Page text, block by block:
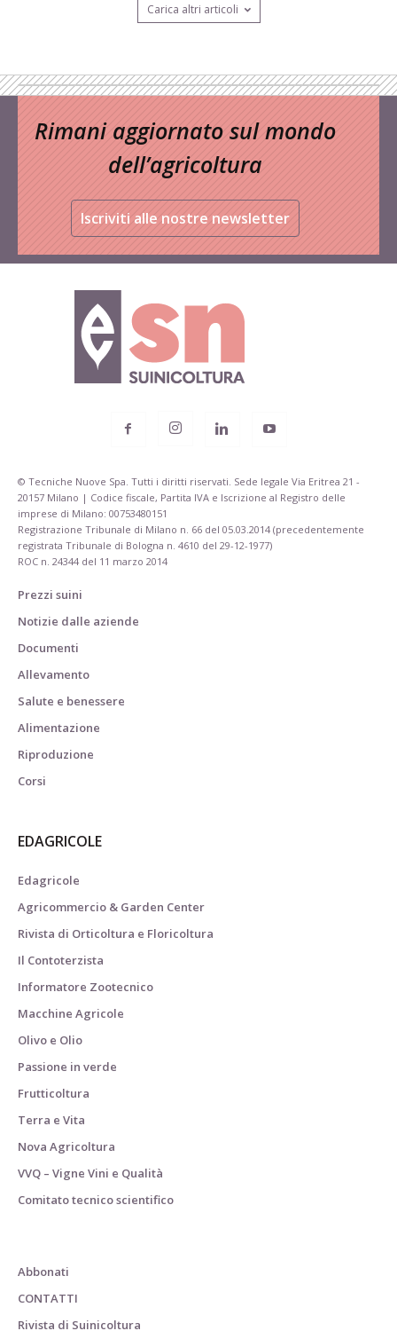
Carica altri articoli
Rimani aggiornato sul mondo
dell’agricoltura
Iscriviti alle nostre newsletter
© Tecniche Nuove Spa. Tutti i diritti riservati. Sede legale Via Eritrea 21 -
20157 Milano | Codice fiscale, Partita IVA e Iscrizione al Registro delle
imprese di Milano: 00753480151
Registrazione Tribunale di Milano n. 66 del 05.03.2014 (precedentemente
registrata Tribunale di Bologna n. 4610 del 29-12-1977)
ROC n. 24344 del 11 marzo 2014
Prezzi suini
Notizie dalle aziende
Documenti
Allevamento
Salute e benessere
Alimentazione
Riproduzione
Corsi
EDAGRICOLE
Edagricole
Agricommercio & Garden Center
Rivista di Orticoltura e Floricoltura
Il Contoterzista
Informatore Zootecnico
Macchine Agricole
Olivo e Olio
Passione in verde
Frutticoltura
Terra e Vita
Nova Agricoltura
VVQ – Vigne Vini e Qualità
Comitato tecnico scientifico
Abbonati
CONTATTI
Rivista di Suinicoltura